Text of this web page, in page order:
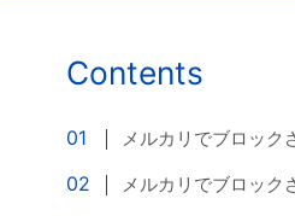
Contents
メルカリでブロック
メルカリでブロック